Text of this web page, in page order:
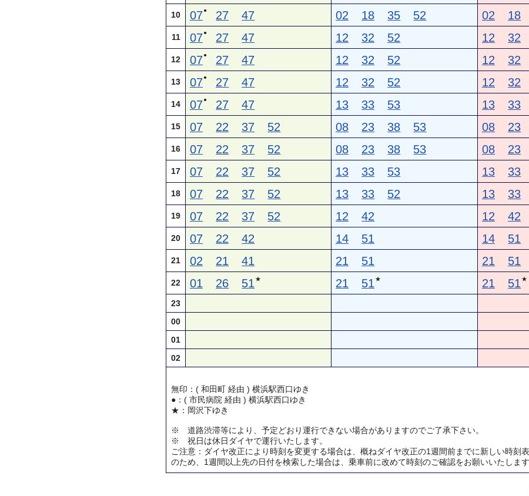
10 07● 27 47 02 18 35 52 02 18
11 07● 27 47 12 32 52 12 32
12 07● 27 47 12 32 52 12 32
13 07● 27 47 12 32 52 12 32
14 07● 27 47 13 33 53 13 33
15 07 22 37 52 08 23 38 53 08 23
16 07 22 37 52 08 23 38 53 08 23
17 07 22 37 52 13 33 53 13 33
18 07 22 37 52 13 33 52 13 33
19 07 22 37 52 12 42 12 42
20 07 22 42 14 51 14 51
21 02 21 41 21 51 21 51
22 01 26 51 ★ 21 51 ★ 21 51 ★
23
00
01
02
無印：( 和田町 経由 ) 横浜駅西口ゆき
●：( 市民病院 経由 ) 横浜駅西口ゆき
★：岡沢下ゆき
※ 道路渋滞等により、予定どおり運行できない場合がありますのでご了承下さい。
※ 祝日は休日ダイヤで運行いたします。
ご注意：ダイヤ改正により時刻を変更する場合は、概ねダイヤ改正の1週間前までに新しい時刻
のため、1週間以上先の日付を検索した場合は、乗車前に改めて時刻のご確認をお願いいたします